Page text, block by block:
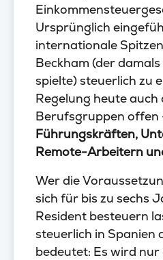
Ursprünglich
internationale
Beckham (der
spielte) steuerlich zu
Regelung heute auch
Berufsgruppen offen
Führungskräften,
Remote-Arbeitern
Wer die
sich für bis zu sechs
Resident besteuern
steuerlich in Spanien
bedeutet: Es wird nur